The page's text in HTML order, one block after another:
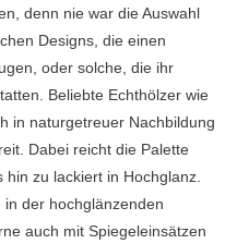
denn nie war die Auswahl
Designs, die einen
oder solche, die ihr
Beliebte Echthölzer wie
in naturgetreuer Nachbildung
Dabei reicht die Palette
zu lackiert in Hochglanz.
der hochglänzenden
auch mit Spiegeleinsätzen